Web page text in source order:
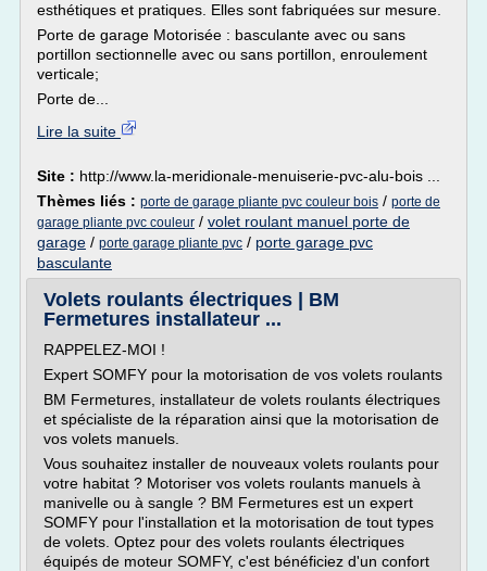
esthétiques et pratiques. Elles sont fabriquées sur mesure.
Porte de garage Motorisée : basculante avec ou sans
portillon sectionnelle avec ou sans portillon, enroulement
verticale;
Porte de...
Lire la suite
Site : http://www.la-meridionale-menuiserie-pvc-alu-bois ...
Thèmes liés : porte de garage pliante pvc couleur bois / porte de
garage pliante pvc couleur / volet roulant manuel porte de
garage / porte garage pliante pvc / porte garage pvc
basculante
Volets roulants électriques | BM
Fermetures installateur ...
RAPPELEZ-MOI !
Expert SOMFY pour la motorisation de vos volets roulants
BM Fermetures, installateur de volets roulants électriques
et spécialiste de la réparation ainsi que la motorisation de
vos volets manuels.
Vous souhaitez installer de nouveaux volets roulants pour
votre habitat ? Motoriser vos volets roulants manuels à
manivelle ou à sangle ? BM Fermetures est un expert
SOMFY pour l'installation et la motorisation de tout types
de volets. Optez pour des volets roulants électriques
équipés de moteur SOMFY, c'est bénéficiez d'un confort